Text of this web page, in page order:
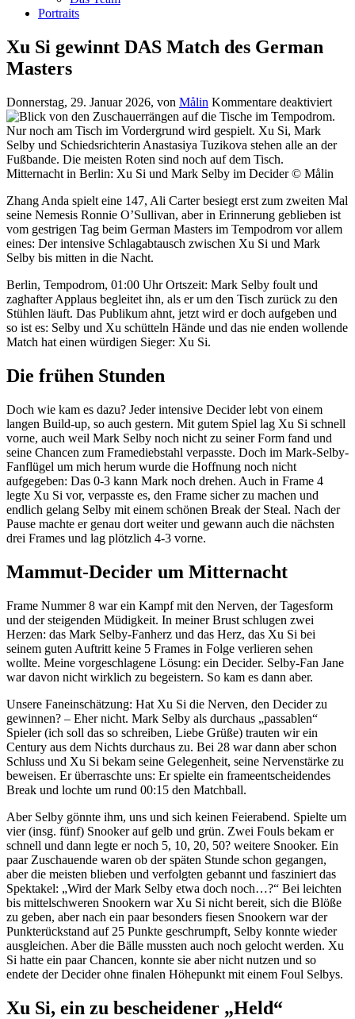
Portraits
Xu Si gewinnt DAS Match des German
Masters
Donnerstag, 29. Januar 2026, von Målin Kommentare deaktiviertfür
Xu
Mitternacht in Berlin: Xu Si und Mark Selby im Decider © Målin
Zhang Anda spielt eine 147, Ali Carter besiegt erst zum zweiten Mal
seine Nemesis Ronnie O’Sullivan, aber in Erinnerung geblieben ist
vom gestrigen Tag beim German Masters im Tempodrom vor allem
eines: Der intensive Schlagabtausch zwischen Xu Si und Mark
Selby bis mitten in die Nacht.
Berlin, Tempodrom, 01:00 Uhr Ortszeit: Mark Selby foult und
zaghafter Applaus begleitet ihn, als er um den Tisch zurück zu den
Stühlen läuft. Das Publikum ahnt, jetzt wird er doch aufgeben und
so ist es: Selby und Xu schütteln Hände und das nie enden wollende
Match hat einen würdigen Sieger: Xu Si.
Die frühen Stunden
Doch wie kam es dazu? Jeder intensive Decider lebt von einem
langen Build-up, so auch gestern. Mit gutem Spiel lag Xu Si schnell
vorne, auch weil Mark Selby noch nicht zu seiner Form fand und
seine Chancen zum Framediebstahl verpasste. Doch im Mark-Selby-
Fanflügel um mich herum wurde die Hoffnung noch nicht
aufgegeben: Das 0-3 kann Mark noch drehen. Auch in Frame 4
legte Xu Si vor, verpasste es, den Frame sicher zu machen und
endlich gelang Selby mit einem schönen Break der Steal. Nach der
Pause machte er genau dort weiter und gewann auch die nächsten
drei Frames und lag plötzlich 4-3 vorne.
Mammut-Decider um Mitternacht
Frame Nummer 8 war ein Kampf mit den Nerven, der Tagesform
und der steigenden Müdigkeit. In meiner Brust schlugen zwei
Herzen: das Mark Selby-Fanherz und das Herz, das Xu Si bei
seinem guten Auftritt keine 5 Frames in Folge verlieren sehen
wollte. Meine vorgeschlagene Lösung: ein Decider. Selby-Fan Jane
war davon nicht wirklich zu begeistern. So kam es dann aber.
Unsere Faneinschätzung: Hat Xu Si die Nerven, den Decider zu
gewinnen? – Eher nicht. Mark Selby als durchaus „passablen“
Spieler (ich soll das so schreiben, Liebe Grüße) trauten wir ein
Century aus dem Nichts durchaus zu. Bei 28 war dann aber schon
Schluss und Xu Si bekam seine Gelegenheit, seine Nervenstärke zu
beweisen. Er überraschte uns: Er spielte ein frameentscheidendes
Break und lochte um rund 00:15 den Matchball.
Aber Selby gönnte ihm, uns und sich keinen Feierabend. Spielte um
vier (insg. fünf) Snooker auf gelb und grün. Zwei Fouls bekam er
schnell und dann legte er noch 5, 10, 20, 50? weitere Snooker. Ein
paar Zuschauende waren ob der späten Stunde schon gegangen,
aber die meisten blieben und verfolgten gebannt und fasziniert das
Spektakel: „Wird der Mark Selby etwa doch noch…?“ Bei leichten
bis mittelschweren Snookern war Xu Si nicht bereit, sich die Blöße
zu geben, aber nach ein paar besonders fiesen Snookern war der
Punkterückstand auf 25 Punkte geschrumpft, Selby konnte wieder
ausgleichen. Aber die Bälle mussten auch noch gelocht werden. Xu
Si hatte ein paar Chancen, konnte sie aber nicht nutzen und so
endete der Decider ohne finalen Höhepunkt mit einem Foul Selbys.
Xu Si, ein zu bescheidener „Held“